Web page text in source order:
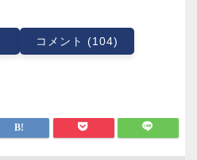
コメント (104)